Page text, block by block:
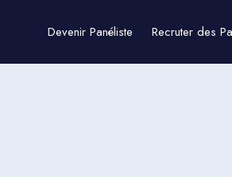
Devenir Panéliste Recruter des